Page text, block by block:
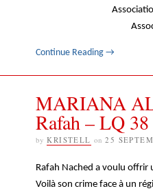
Continue Reading →
MARIANA
Rafah – LQ 38
by KRISTELL on 25
Rafah Nached a voulu offrir
Voilà son crime face à un